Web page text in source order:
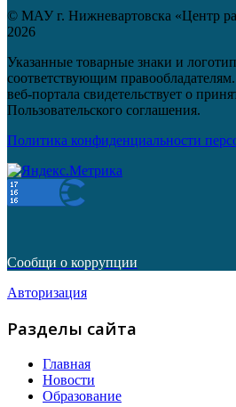
© МАУ г. Нижневартовска «Центр
2026
Указанные товарные знаки и
соответствующим
веб-портала свидетельствует о
Пользовательского соглашения.
Политика конфиденциальности
Сообщи о коррупции
Авторизация
Разделы сайта
Главная
Новости
Образование